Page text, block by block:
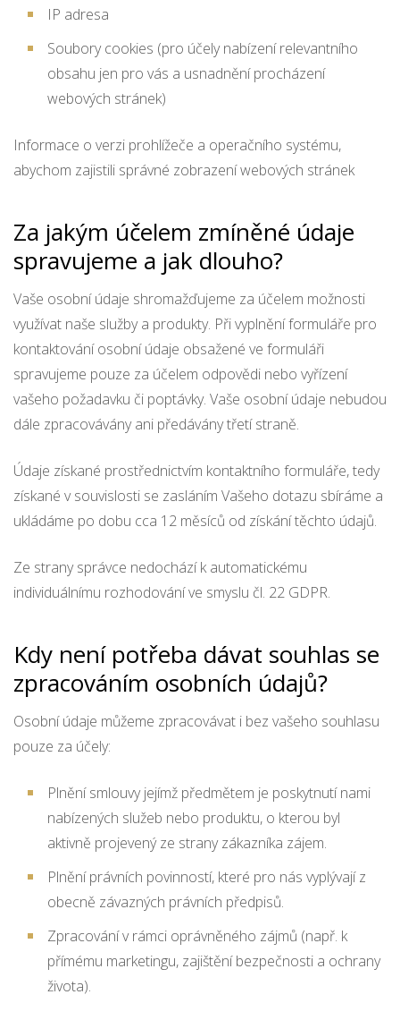
IP adresa
Soubory cookies (pro účely nabízení relevantního
obsahu jen pro vás a usnadnění procházení
webových stránek)
Informace o verzi prohlížeče a operačního systému,
abychom zajistili správné zobrazení webových stránek
Za jakým účelem zmíněné údaje
spravujeme a jak dlouho?
Vaše osobní údaje shromažďujeme za účelem možnosti
využívat naše služby a produkty. Při vyplnění formuláře pro
kontaktování osobní údaje obsažené ve formuláři
spravujeme pouze za účelem odpovědi nebo vyřízení
vašeho požadavku či poptávky. Vaše osobní údaje nebudou
dále zpracovávány ani předávány třetí straně.
Údaje získané prostřednictvím kontaktního formuláře, tedy
získané v souvislosti se zasláním Vašeho dotazu sbíráme a
ukládáme po dobu cca 12 měsíců od získání těchto údajů.
Ze strany správce nedochází k automatickému
individuálnímu rozhodování ve smyslu čl. 22 GDPR.
Kdy není potřeba dávat souhlas se
zpracováním osobních údajů?
Osobní údaje můžeme zpracovávat i bez vašeho souhlasu
pouze za účely:
Plnění smlouvy jejímž předmětem je poskytnutí nami
nabízených služeb nebo produktu, o kterou byl
aktivně projevený ze strany zákazníka zájem.
Plnění právních povinností, které pro nás vyplývají z
obecně závazných právních předpisů.
Zpracování v rámci oprávněného zájmů (např. k
přímému marketingu, zajištění bezpečnosti a ochrany
života).